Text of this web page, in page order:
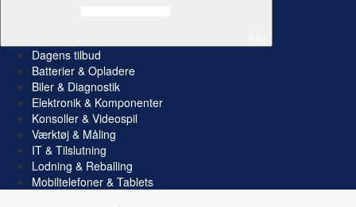
Dagens tilbud
Batterier & Opladere
Biler & Diagnostik
Elektronik & Komponenter
Konsoller & Videospil
Værktøj & Måling
IT & Tilslutning
Lodning & Reballing
Mobiltelefoner & Tablets